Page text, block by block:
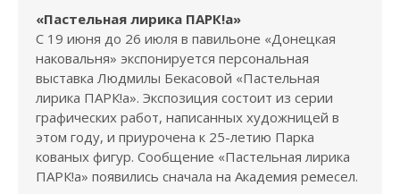
«Пастельная лирика ПАРК!а»
С 19 июня до 26 июля в павильоне «Донецкая
наковальня» экспонируется персональная
выставка Людмилы Бекасовой «Пастельная
лирика ПАРК!а». Экспозиция состоит из серии
графических работ, написанных художницей в
этом году, и приурочена к 25-летию Парка
кованых фигур. Сообщение «Пастельная лирика
ПАРК!а» появились сначала на Академия ремесел.